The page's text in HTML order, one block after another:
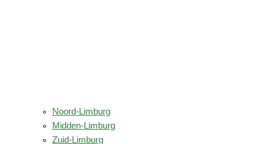
Noord-Limburg
Midden-Limburg
Zuid-Limburg